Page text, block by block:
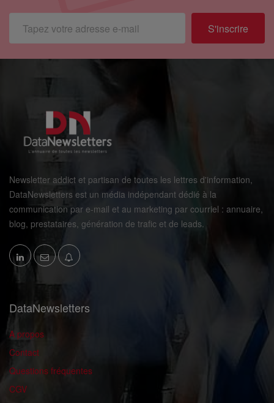
S'inscrire
Newsletter addict et partisan de toutes les lettres d'information,
DataNewsletters est un média indépendant dédié à la
communication par e-mail et au marketing par courriel : annuaire,
blog, prestataires, génération de trafic et de leads.
DataNewsletters
A propos
Contact
Questions fréquentes
CGV